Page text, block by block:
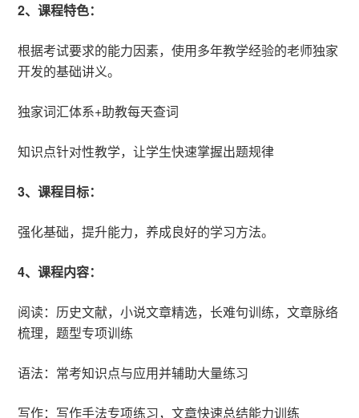
2、课程特色：
根据考试要求的能力因素，使用多年教学经验的老师独家
开发的基础讲义。
独家词汇体系+助教每天查词
知识点针对性教学，让学生快速掌握出题规律
3、课程目标：
强化基础，提升能力，养成良好的学习方法。
4、课程内容：
阅读：历史文献，小说文章精选，长难句训练，文章脉络
梳理，题型专项训练
语法：常考知识点与应用并辅助大量练习
写作：写作手法专项练习，文章快速总结能力训练